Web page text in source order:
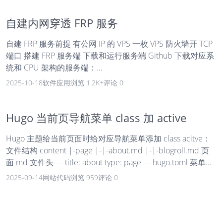
自建内网穿透 FRP 服务
自建 FRP 服务前提 有公网 IP 的 VPS 一枚 VPS 防火墙开 TCP
端口 搭建 FRP 服务端 下载和运行服务端 Github 下载对应系
统和 CPU 架构的服务端：
https://github.com/fatedier/frp/releases/tag/v0.65.0 比如我
里是自带服务端和客户端的，里面的 frps 和 frps.toml 是服
务端需要的文件。frps 是执行文件，frps.toml 是配置文件，
自定...
2025-10-18软件应用浏览 1.2K+评论 0
Hugo 当前页导航菜单 class 加 active
Hugo 主题给当前页面时给对应导航菜单添加 class acitve：
文件结构 content |-page |-|-about.md |-|-blogroll.md 页
面 md 文件头 --- title: about type: page --- hugo.toml 菜单设
置 [menu] [[menu.main]] identifier="about" name="关于"
2025-09-14网站代码浏览 959评论 0